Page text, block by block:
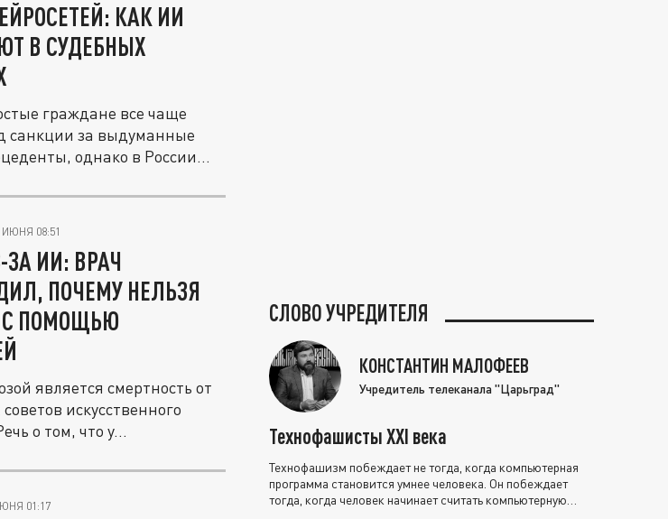
КАК ИИ
В СУДЕБНЫХ
граждане все чаще
санкции за выдуманные
однако в России...
ИЮНЯ 08:51
ИИ: ВРАЧ
ПОЧЕМУ НЕЛЬЗЯ
С ПОМОЩЬЮ
является смертность от
искусственного
о том, что у...
01:17
СЛОВО УЧРЕДИТЕЛЯ
КОНСТАНТИН МАЛОФЕЕВ
Учредитель телеканала "Царьград"
Технофашисты XXI века
Технофашизм побеждает не тогда, когда компьютерная
программа становится умнее человека. Он побеждает
тогда, когда человек начинает считать компьютерную